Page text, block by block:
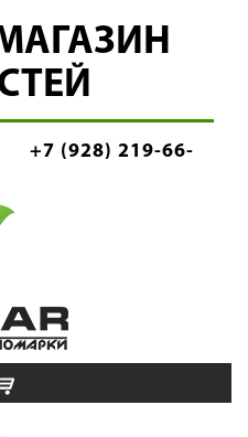
+7 (928) 219-66-